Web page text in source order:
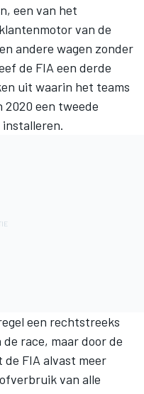
een van het
van de
andere wagen zonder
de FIA een derde
uit waarin het teams
2020 een tweede
een rechtstreeks
race, maar door de
FIA alvast meer
van alle